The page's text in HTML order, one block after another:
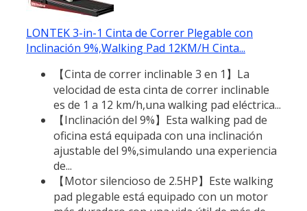
LONTEK 3-in-1 Cinta de Correr Plegable con
Inclinación 9%,Walking Pad 12KM/H Cinta...
【Cinta de correr inclinable 3 en 1】La
velocidad de esta cinta de correr inclinable
es de 1 a 12 km/h,una walking pad eléctrica...
【Inclinación del 9%】Esta walking pad de
oficina está equipada con una inclinación
ajustable del 9%,simulando una experiencia
de...
【Motor silencioso de 2.5HP】Este walking
pad plegable está equipado con un motor